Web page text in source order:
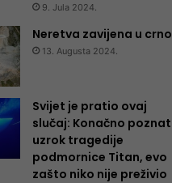
9. Jula 2024.
Neretva zavijena u crno
13. Augusta 2024.
Svijet je pratio ovaj
slučaj: Konačno poznat
uzrok tragedije
podmornice Titan, evo
zašto niko nije preživio